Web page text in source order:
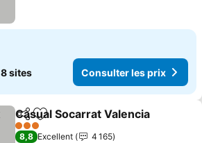
8 sites Consulter les prix
PartagerAjouter à mes favoris
Casual Socarrat Valencia
3 Étoiles
8,8 Excellent
4 165